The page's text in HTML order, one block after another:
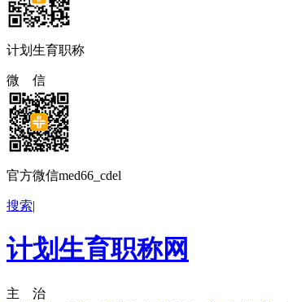
计划生育职称
微 信
官方微信med66_cdel
搜索|
计划生育职称网
主 治